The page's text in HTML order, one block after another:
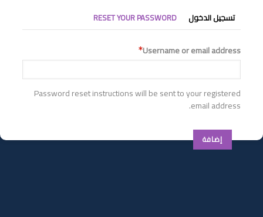
التبويبات
الأساسية
تسجيل الدخول RESET YOUR PASSWORD
Username or email address
Password reset instructions will be sent to your registered
email address.